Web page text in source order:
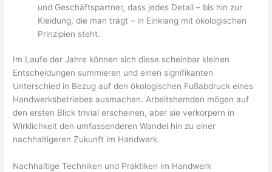
und Geschäftspartner, dass jedes Detail – bis hin zur
Kleidung, die man trägt – in Einklang mit ökologischen
Prinzipien steht.
Im Laufe der Jahre können sich diese scheinbar kleinen
Entscheidungen summieren und einen signifikanten
Unterschied in Bezug auf den ökologischen Fußabdruck eines
Handwerksbetriebes ausmachen. Arbeitshemden mögen auf
den ersten Blick trivial erscheinen, aber sie verkörpern in
Wirklichkeit den umfassenderen Wandel hin zu einer
nachhaltigeren Zukunft im Handwerk.
Nachhaltige Techniken und Praktiken im Handwerk